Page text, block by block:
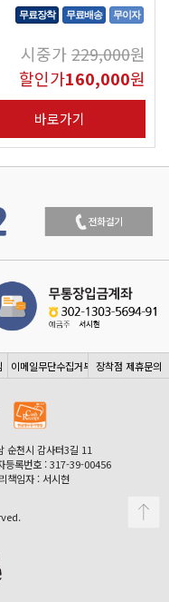
무료장착 무료배송 무이자
시중가229,000원
할인가160,000원
바로가기
이메일무단수집거부 장착점 제휴문의
순천시 감사터3길 11
등록번호 : 317-39-00456
책임자 : 서시현